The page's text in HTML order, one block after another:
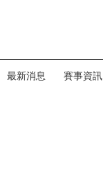
最新消息 賽事資訊